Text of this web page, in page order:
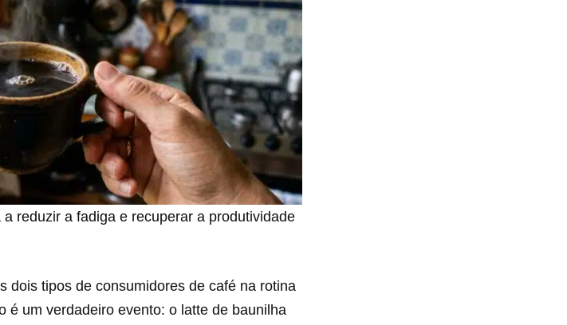
reduzir a fadiga e recuperar a produtividade
dois tipos de consumidores de café na rotina
é um verdadeiro evento: o latte de baunilha